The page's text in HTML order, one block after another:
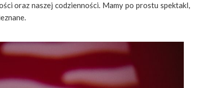
oraz naszej codzienności. Mamy po prostu spektakl,